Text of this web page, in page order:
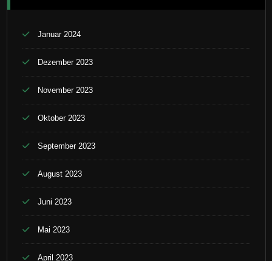
Januar 2024
Dezember 2023
November 2023
Oktober 2023
September 2023
August 2023
Juni 2023
Mai 2023
April 2023